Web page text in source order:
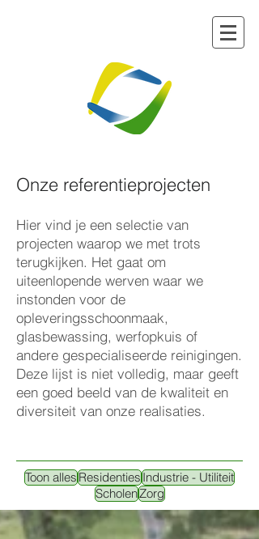
Onze referentieprojecten
Hier vind je een selectie van
projecten waarop we met trots
terugkijken. Het gaat om
uiteenlopende werven waar we
instonden voor de
opleveringsschoonmaak,
glasbewassing, werfopkuis of
andere gespecialiseerde reinigingen.
Deze lijst is niet volledig, maar geeft
een goed beeld van de kwaliteit en
diversiteit van onze realisaties.
Toon allesResidentiesIndustrie - Utiliteit
ScholenZorg